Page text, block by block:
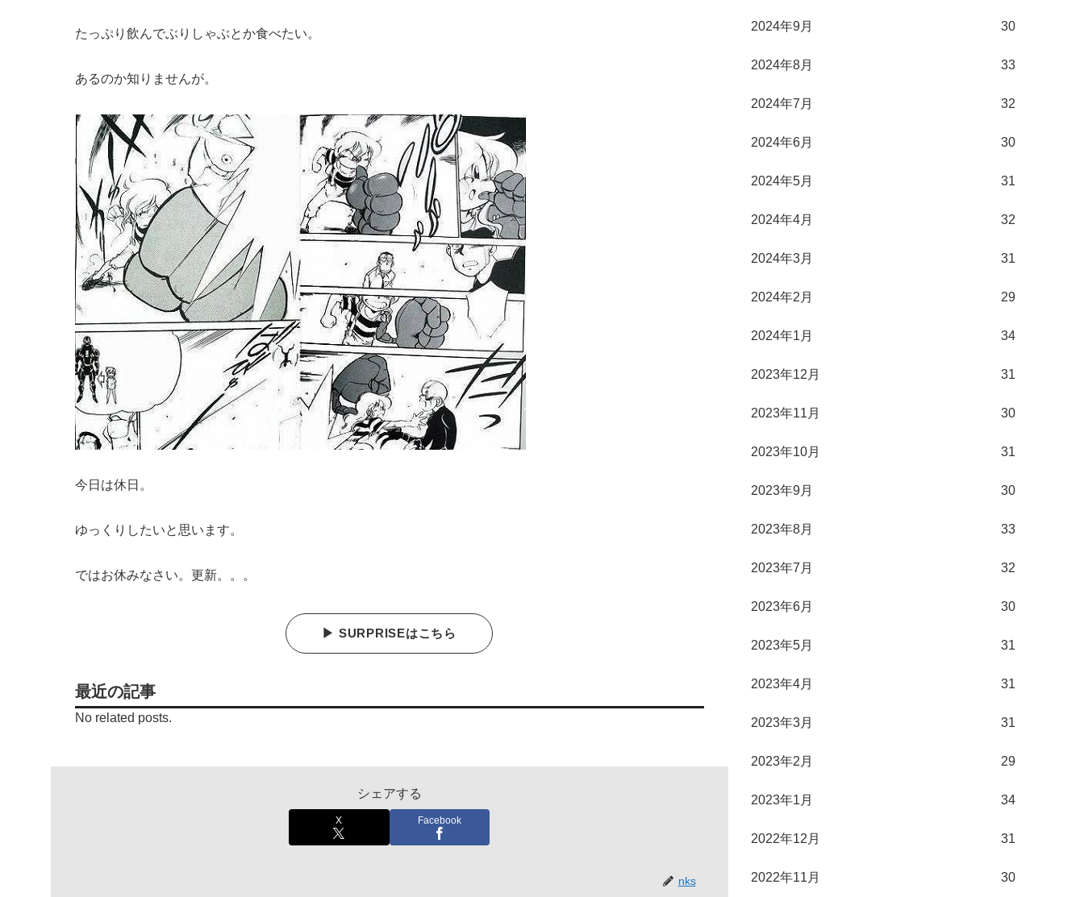
たっぷり飲んでぶりしゃぶとか食べたい。
あるのか知りませんが。
今日は休日。
ゆっくりしたいと思います。
ではお休みなさい。更新。。。
▶ SURPRISEはこちら
最近の記事
No related posts.
シェアする
X Facebook
nks
2024年9月 30
2024年8月 33
2024年7月 32
2024年6月 30
2024年5月 31
2024年4月 32
2024年3月 31
2024年2月 29
2024年1月 34
2023年12月 31
2023年11月 30
2023年10月 31
2023年9月 30
2023年8月 33
2023年7月 32
2023年6月 30
2023年5月 31
2023年4月 31
2023年3月 31
2023年2月 29
2023年1月 34
2022年12月 31
2022年11月 30